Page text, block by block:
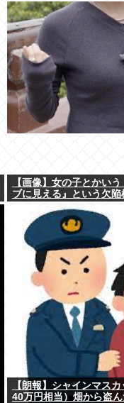
【画像】女の子とかい
ブに見える』という欠
【朗報】シャインマス
40万円相当）畑から盗